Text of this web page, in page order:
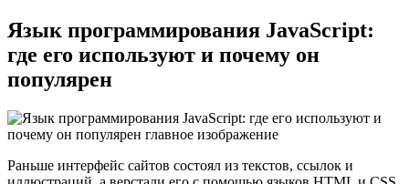
Язык программирования JavaScript:
где его используют и почему он
популярен
Раньше интерфейс сайтов состоял из текстов, ссылок и